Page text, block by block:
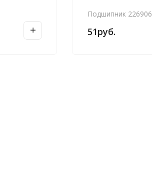
Подшипник 226906
51руб.